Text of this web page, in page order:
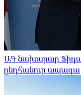
ԱԳ նախարար
ընդհանուր ապագա